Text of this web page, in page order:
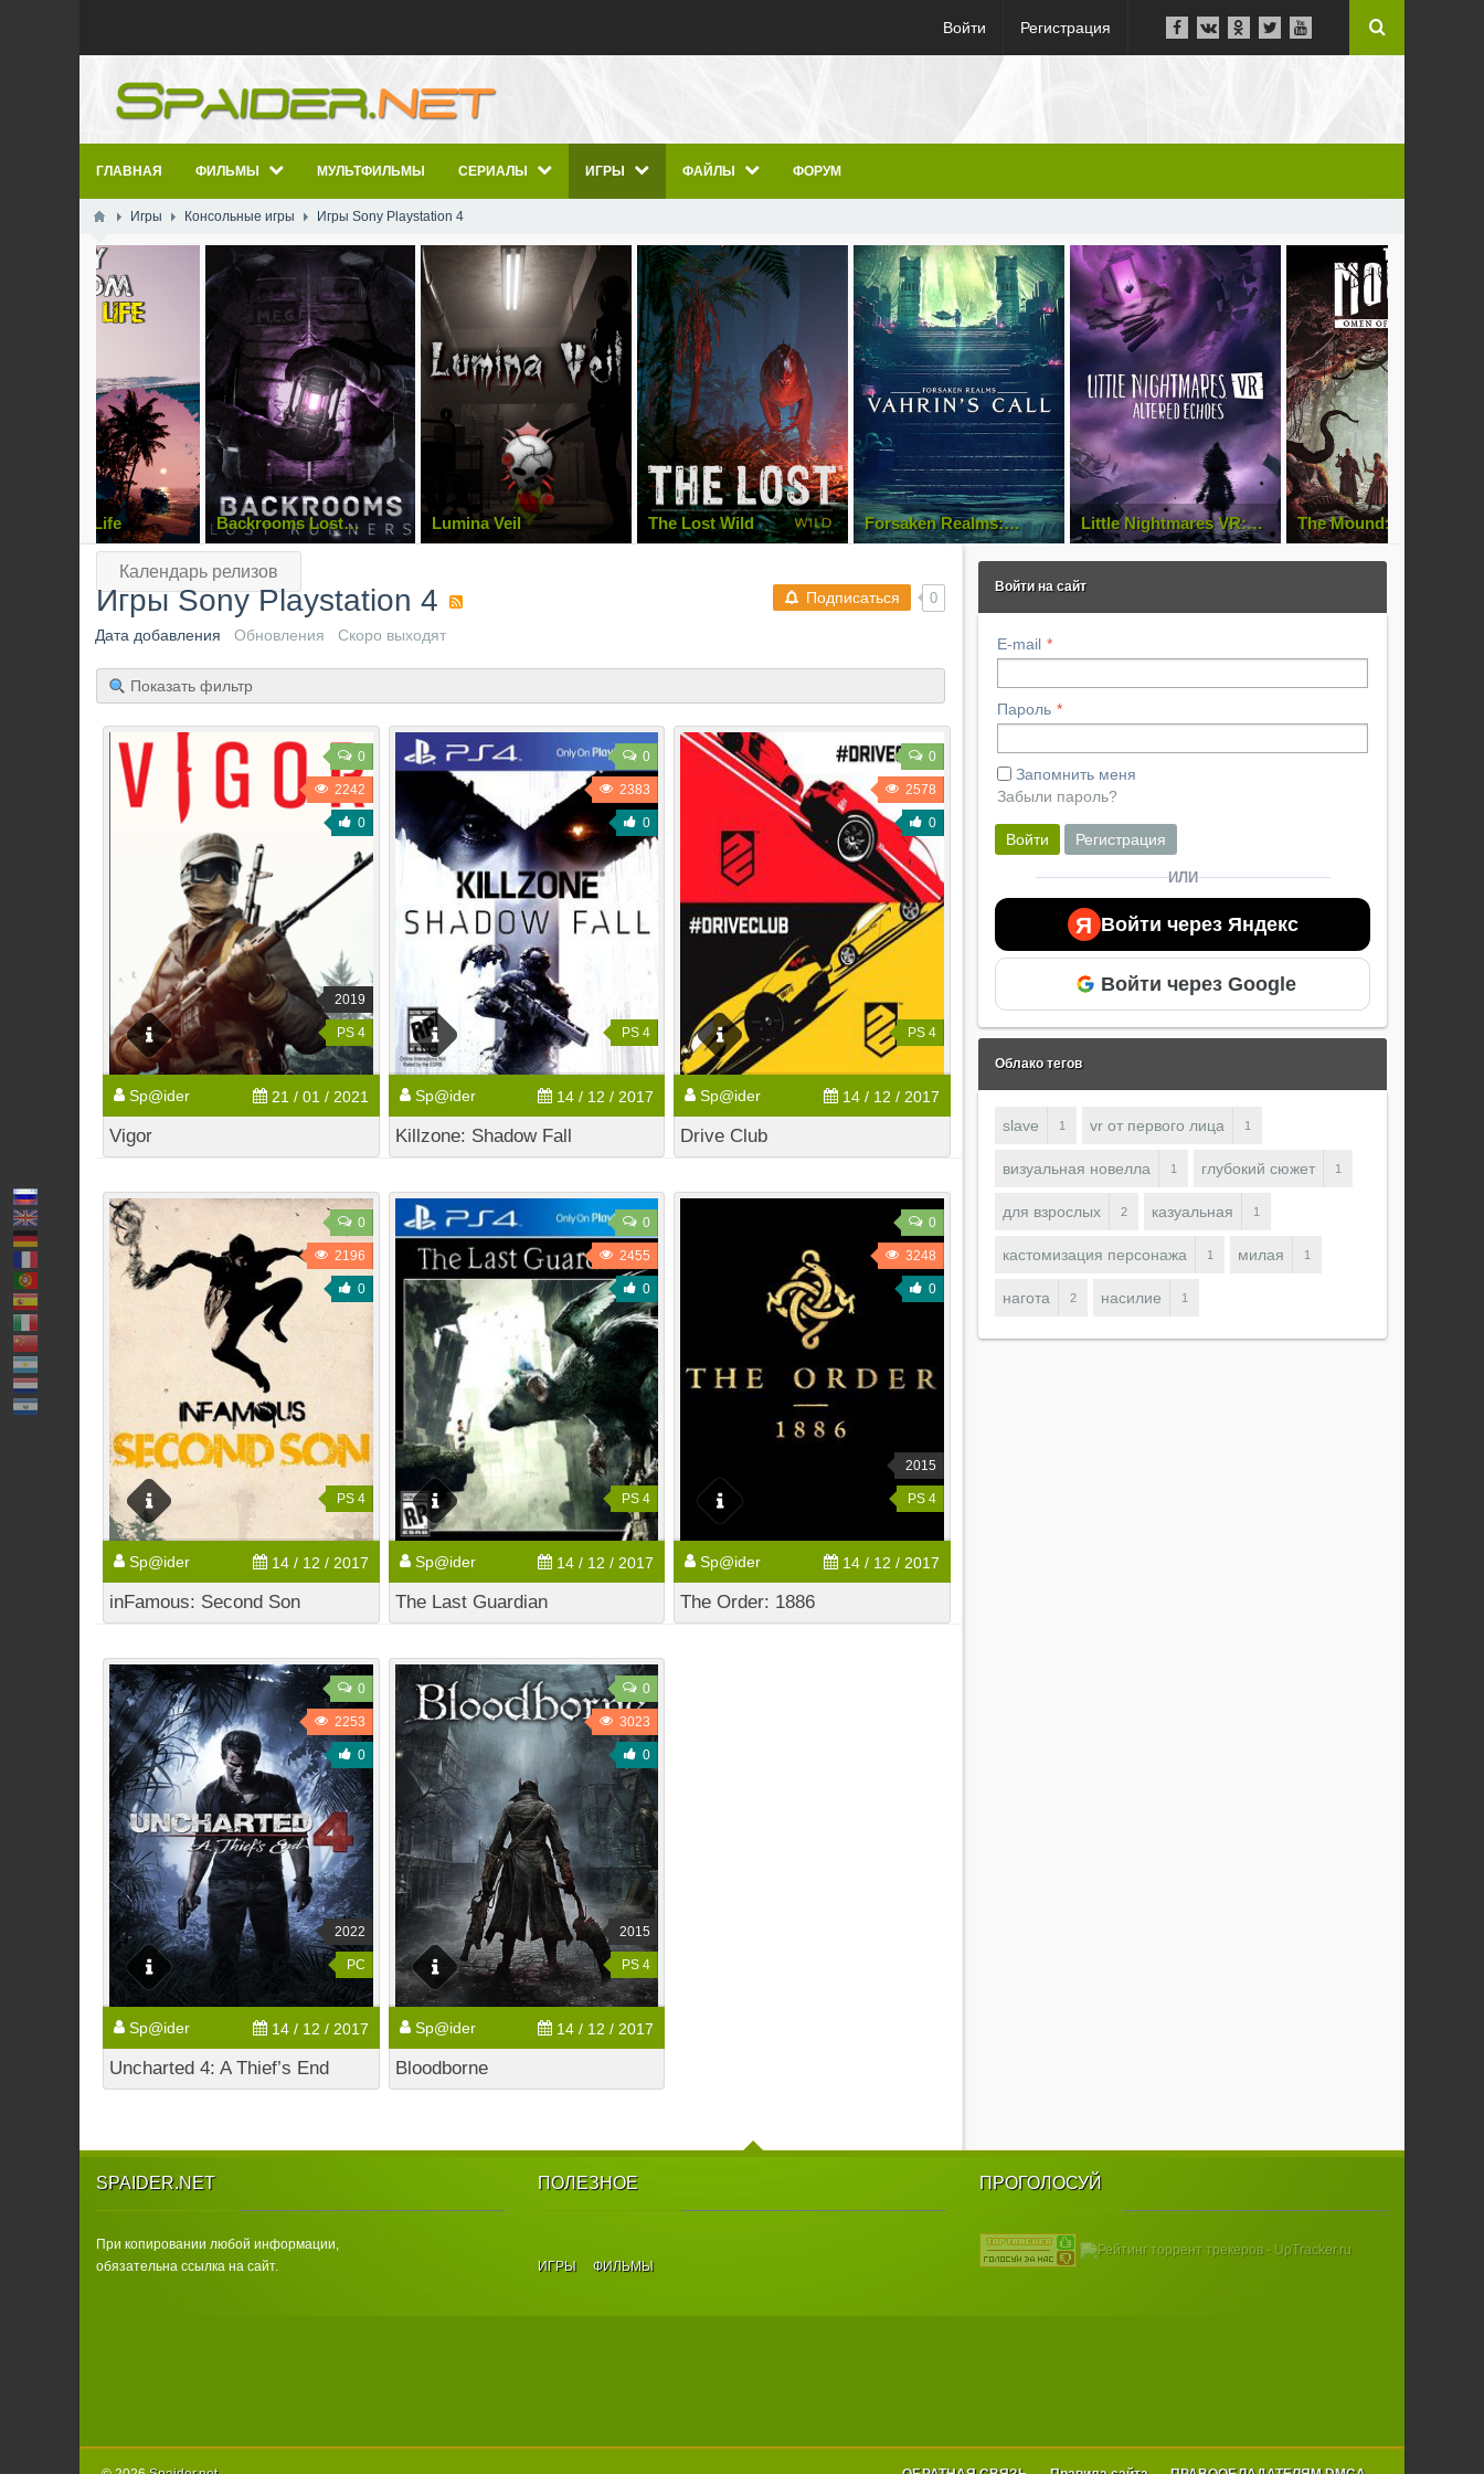
Войти Регистрация
ГЛАВНАЯ ФИЛЬМЫ МУЛЬТФИЛЬМЫ СЕРИАЛЫ ИГРЫ ФАЙЛЫ ФОРУМ
Игры Консольные игры Игры Sony Playstation 4
Away From Life
Backrooms Lost
Runners
Lumina Veil The Lost Wild
Forsaken Realms:
Vahrin's Call
Little Nightmares VR:
Altered Echoes
The Mound: Omen of
Cthulhu
Календарь релизов
Подписаться 0
Игры Sony Playstation 4
Дата добавления Обновления Скоро выходят
Показать фильтр
0
2242
0
2019
PS 4
Sp@ider 21 / 01 / 2021
Vigor
0
2383
0
PS 4
Sp@ider 14 / 12 / 2017
Killzone: Shadow Fall
0
2578
0
PS 4
Sp@ider 14 / 12 / 2017
Drive Club
0
2196
0
PS 4
Sp@ider 14 / 12 / 2017
inFamous: Second Son
0
2455
0
PS 4
Sp@ider 14 / 12 / 2017
The Last Guardian
0
3248
0
2015
PS 4
Sp@ider 14 / 12 / 2017
The Order: 1886
0
2253
0
2022
PC
Sp@ider 14 / 12 / 2017
Uncharted 4: A Thief’s End
0
3023
0
2015
PS 4
Sp@ider 14 / 12 / 2017
Bloodborne
Войти на сайт
E-mail
Пароль
Запомнить меня
Забыли пароль?
Войти Регистрация
ИЛИ
Я Войти через Яндекс
Войти через Google
Облако тегов
slave 1 vr от первого лица 1
визуальная новелла 1 глубокий сюжет 1
для взрослых 2 казуальная 1
кастомизация персонажа 1 милая 1
нагота 2 насилие 1
SPAIDER.NET
При копировании любой информации,
обязательна ссылка на сайт.
ПОЛЕЗНОЕ
ИГРЫ ФИЛЬМЫ
ПРОГОЛОСУЙ